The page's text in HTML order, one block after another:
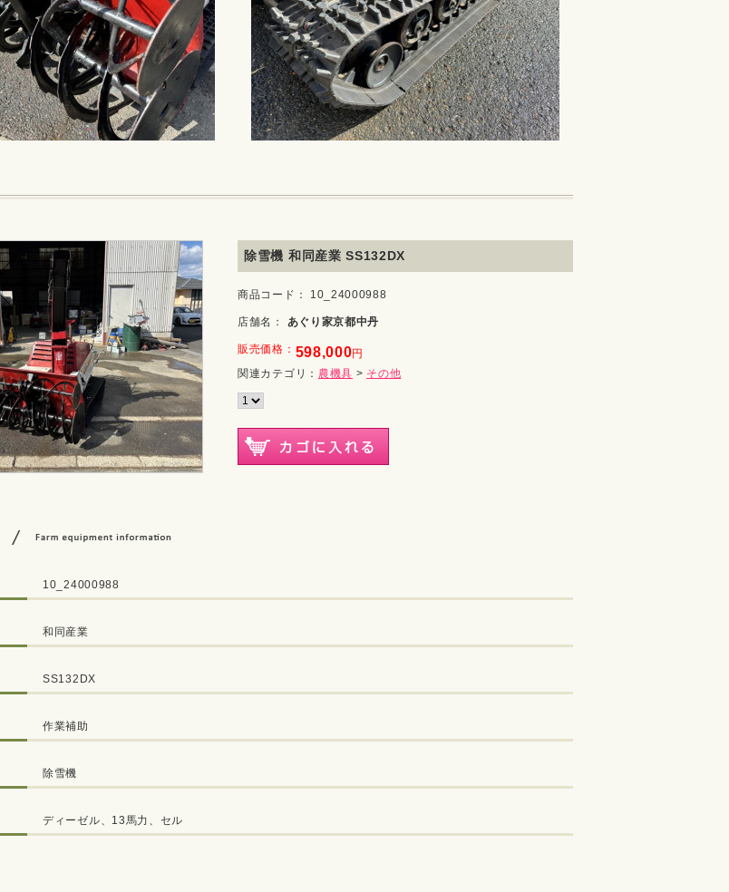
除雪機 和同産業 SS132DX
商品コード： 10_24000988
店舗名： あぐり家京都中丹
販売価格： 598,000円
関連カテゴリ： 農機具 > その他
10_24000988
和同産業
SS132DX
作業補助
除雪機
ディーゼル、13馬力、セル